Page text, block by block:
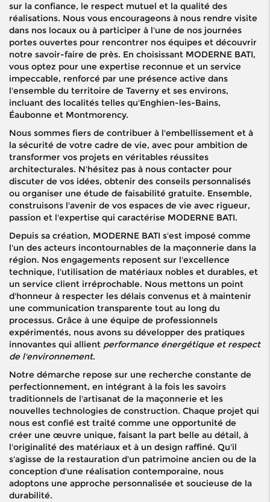
sur la confiance, le respect mutuel et la qualité des
réalisations. Nous vous encourageons à nous rendre visite
dans nos locaux ou à participer à l'une de nos journées
portes ouvertes pour rencontrer nos équipes et découvrir
notre savoir-faire de près. En choisissant MODERNE BATI,
vous optez pour une expertise reconnue et un service
impeccable, renforcé par une présence active dans
l'ensemble du territoire de Taverny et ses environs,
incluant des localités telles qu'Enghien-les-Bains,
Éaubonne et Montmorency.
Nous sommes fiers de contribuer à l'embellissement et à
la sécurité de votre cadre de vie, avec pour ambition de
transformer vos projets en véritables réussites
architecturales. N'hésitez pas à nous contacter pour
discuter de vos idées, obtenir des conseils personnalisés
ou organiser une étude de faisabilité gratuite. Ensemble,
construisons l'avenir de vos espaces de vie avec rigueur,
passion et l'expertise qui caractérise MODERNE BATI.
Depuis sa création, MODERNE BATI s'est imposé comme
l'un des acteurs incontournables de la maçonnerie dans la
région. Nos engagements reposent sur l'excellence
technique, l'utilisation de matériaux nobles et durables, et
un service client irréprochable. Nous mettons un point
d'honneur à respecter les délais convenus et à maintenir
une communication transparente tout au long du
processus. Grâce à une équipe de professionnels
expérimentés, nous avons su développer des pratiques
innovantes qui allient performance énergétique et respect
de l'environnement.
Notre démarche repose sur une recherche constante de
perfectionnement, en intégrant à la fois les savoirs
traditionnels de l'artisanat de la maçonnerie et les
nouvelles technologies de construction. Chaque projet qui
nous est confié est traité comme une opportunité de
créer une œuvre unique, faisant la part belle au détail, à
l'originalité des matériaux et à un design raffiné. Qu'il
s'agisse de la restauration d'un patrimoine ancien ou de la
conception d'une réalisation contemporaine, nous
adoptons une approche personnalisée et soucieuse de la
durabilité.